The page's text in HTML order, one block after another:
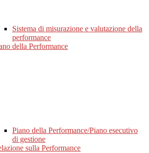
Sistema di misurazione e valutazione della
performance
della Performance
Piano della Performance/Piano esecutivo
di gestione
sulla Performance